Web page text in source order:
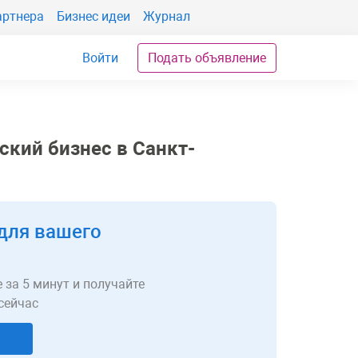
Бизнес идеи Журнал
Войти Подать объявление
бизнес в Санкт-
вашего
5 минут и получайте